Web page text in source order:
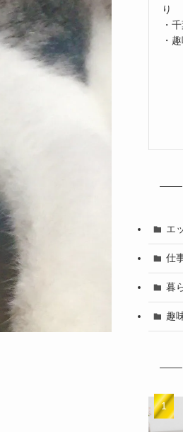
り
・
・
エ
仕
暮
趣